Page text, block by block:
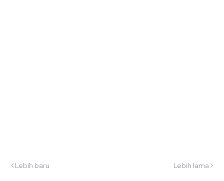
Lebih baru Lebih lama